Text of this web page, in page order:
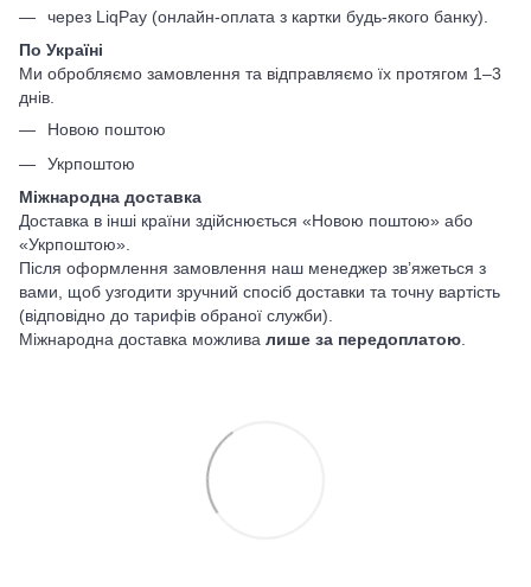
через LiqPay (онлайн-оплата з картки будь-якого банку).
По Україні
Ми обробляємо замовлення та відправляємо їх протягом 1–3
днів.
Новою поштою
Укрпоштою
Міжнародна доставка
Доставка в інші країни здійснюється «Новою поштою» або
«Укрпоштою».
Після оформлення замовлення наш менеджер зв’яжеться з
вами, щоб узгодити зручний спосіб доставки та точну вартість
(відповідно до тарифів обраної служби).
Міжнародна доставка можлива лише за передоплатою